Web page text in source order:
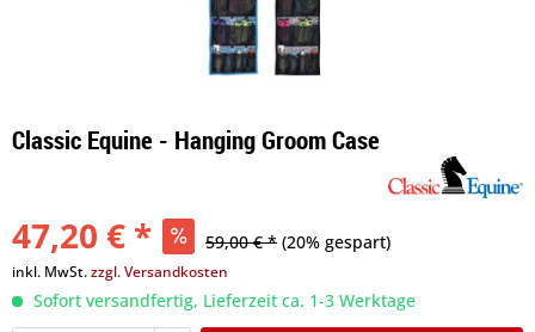
Classic Equine - Hanging Groom Case
47,20 € * 59,00 € * (20% gespart)
inkl. MwSt.zzgl. Versandkosten
Sofort versandfertig, Lieferzeit ca. 1-3 Werktage